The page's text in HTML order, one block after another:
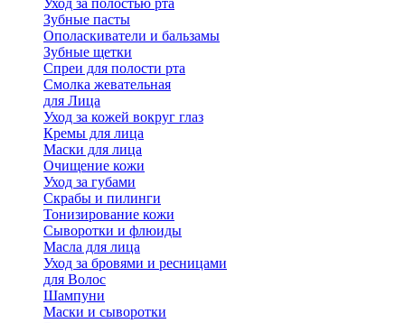
Уход за полостью рта
Зубные пасты
Ополаскиватели и бальзамы
Зубные щетки
Спреи для полости рта
Смолка жевательная
для Лица
Уход за кожей вокруг глаз
Кремы для лица
Маски для лица
Очищение кожи
Уход за губами
Скрабы и пилинги
Тонизирование кожи
Сыворотки и флюиды
Масла для лица
Уход за бровями и ресницами
для Волос
Шампуни
Маски и сыворотки